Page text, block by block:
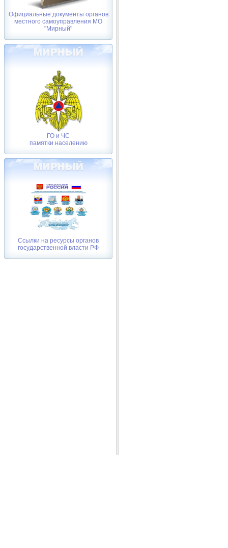
Официальные документы органов
местного самоуправления МО
"Мирный"
ГО и ЧС
памятки населению
Ссылки на ресурсы органов
государственной власти РФ